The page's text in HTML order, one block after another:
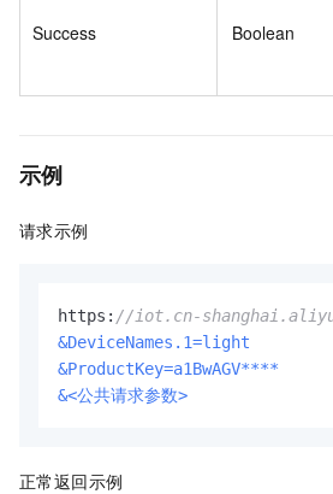
Success Boolean
示例
请求示例
https: //iot.cn-
&DeviceNames.1=light
&ProductKey=a1BwAGV****
&<公共请求参数>
正常返回示例